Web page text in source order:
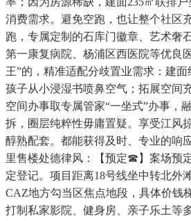
消费需求。避免空跑，也让整个社区
跑，专属定制的石库门徽章、艺术奢
第一康复病院、杨浦区西医院等优良
王”的，精准适配分歧置业需求：建面
孩子从小浸湿书喷鼻空气；拓展空间
空间办事取专属管家“一坐式”办事，
拆，圈层纯粹性毋庸置疑。享受江风
醇熟配套。都能获得及时、专业的响
里售楼处德律风：【预定☎】案场预
定登记。项目距离18号线坐中转北外
CAZ地方勾当区焦点地段，具体价钱
打制私家影院、健身房、亲子乐土等